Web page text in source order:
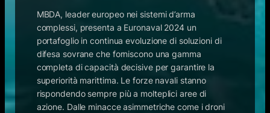
MBDA, leader europeo nei sistemi d’arma
complessi, presenta a Euronaval 2024 un
portafoglio in continua evoluzione di soluzioni di
difesa sovrane che forniscono una gamma
completa di capacità decisive per garantire la
superiorità marittima. Le forze navali stanno
rispondendo sempre più a molteplici aree di
azione. Dalle minacce asimmetriche come i droni